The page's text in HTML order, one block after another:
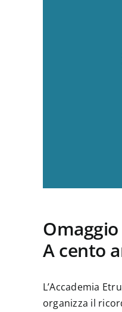
A cento
L’Accademia
organizza il